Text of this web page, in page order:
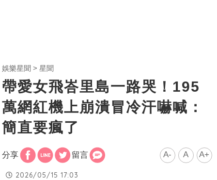
娛樂星聞 星聞
帶愛女飛峇里島一路哭！195
萬網紅機上崩潰冒冷汗嚇喊：
簡直要瘋了
分享 留言 A- A A+
2026/05/15 17:03